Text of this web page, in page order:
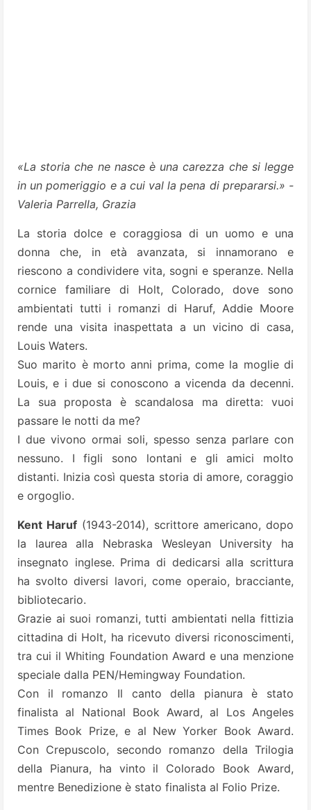
«La storia che ne nasce è una carezza che si legge
in un pomeriggio e a cui val la pena di prepararsi.» -
Valeria Parrella, Grazia
La storia dolce e coraggiosa di un uomo e una
donna che, in età avanzata, si innamorano e
riescono a condividere vita, sogni e speranze. Nella
cornice familiare di Holt, Colorado, dove sono
ambientati tutti i romanzi di Haruf, Addie Moore
rende una visita inaspettata a un vicino di casa,
Louis Waters.
Suo marito è morto anni prima, come la moglie di
Louis, e i due si conoscono a vicenda da decenni.
La sua proposta è scandalosa ma diretta: vuoi
passare le notti da me?
I due vivono ormai soli, spesso senza parlare con
nessuno. I figli sono lontani e gli amici molto
distanti. Inizia così questa storia di amore, coraggio
e orgoglio.
Kent Haruf (1943-2014), scrittore americano, dopo
la laurea alla Nebraska Wesleyan University ha
insegnato inglese. Prima di dedicarsi alla scrittura
ha svolto diversi lavori, come operaio, bracciante,
bibliotecario.
Grazie ai suoi romanzi, tutti ambientati nella fittizia
cittadina di Holt, ha ricevuto diversi riconoscimenti,
tra cui il Whiting Foundation Award e una menzione
speciale dalla PEN/Hemingway Foundation.
Con il romanzo Il canto della pianura è stato
finalista al National Book Award, al Los Angeles
Times Book Prize, e al New Yorker Book Award.
Con Crepuscolo, secondo romanzo della Trilogia
della Pianura, ha vinto il Colorado Book Award,
mentre Benedizione è stato finalista al Folio Prize.